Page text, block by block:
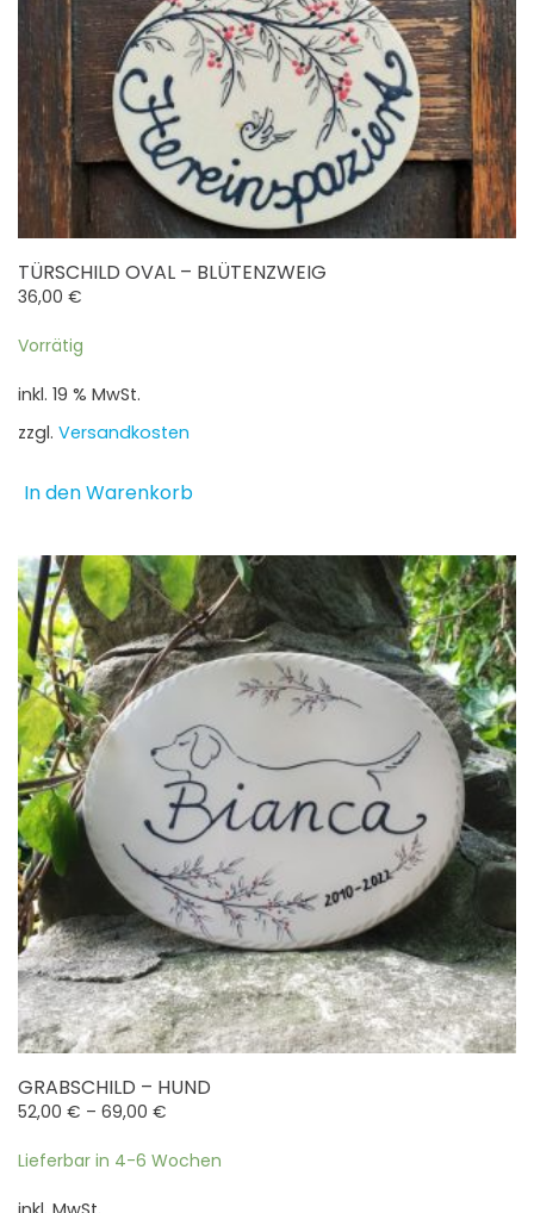
TÜRSCHILD OVAL – BLÜTENZWEIG
36,00 €
Vorrätig
inkl. 19 % MwSt.
zzgl. Versandkosten
In den Warenkorb
GRABSCHILD – HUND
52,00 € – 69,00 €
Lieferbar in 4-6 Wochen